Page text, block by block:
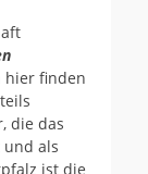
hier finden
die das
als
ist die